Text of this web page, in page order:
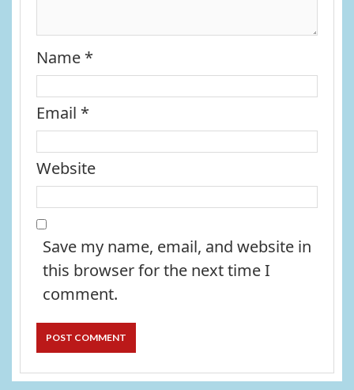
Name *
Email *
Website
Save my name, email, and website in
this browser for the next time I
comment.